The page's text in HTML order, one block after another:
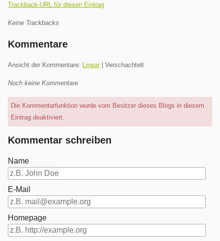
Trackback-URL für diesen Eintrag
Keine Trackbacks
Kommentare
Ansicht der Kommentare: Linear| Verschachtelt
Noch keine Kommentare
Die Kommentarfunktion wurde vom Besitzer dieses Blogs in diesem
Eintrag deaktiviert.
Kommentar schreiben
Name
E-Mail
Homepage